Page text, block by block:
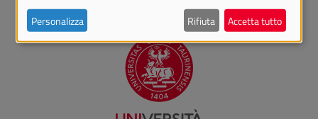
Personalizza Rifiuta Accetta tutto